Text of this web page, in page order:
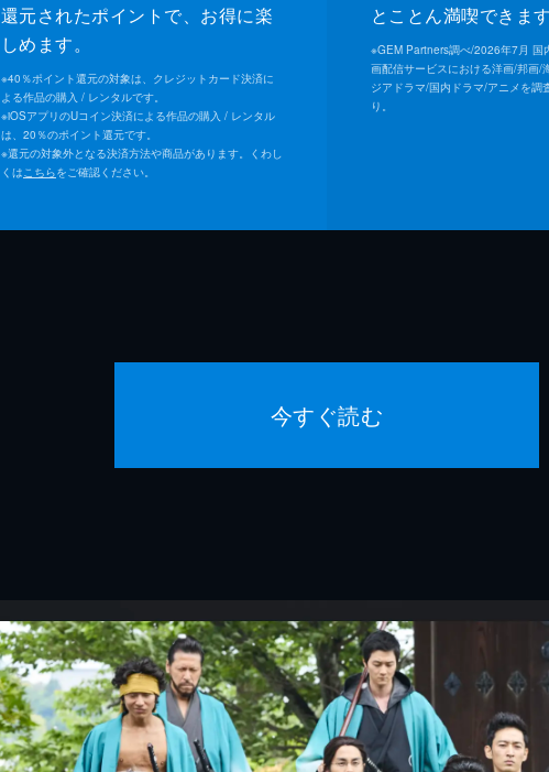
還元されたポイントで、お得に楽
しめます。
※40％ポイント還元の対象は、クレジットカード決済に
よる作品の購入 / レンタルです。
※iOSアプリのUコイン決済による作品の購入 / レンタル
は、20％のポイント還元です。
※還元の対象外となる決済方法や商品があります。くわし
くはこちらをご確認ください。
とことん満喫できます
※GEM Partners調べ/2026年7⽉ 国
画配信サービスにおける洋画/邦画/
ジアドラマ/国内ドラマ/アニメを調
り。
今すぐ読む